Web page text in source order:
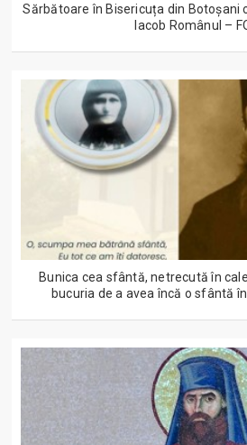
Sărbătoare în Bisericuța din Botoșani
Iacob Românul –
Bunica cea sfântă, netrecută în
bucuria de a avea încă o sfântă